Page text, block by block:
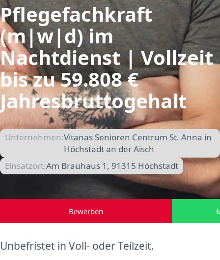
Pflegefachkraft
(m|w|d) im
Nachtdienst | Vollzeit
bis zu 59.808 €
Jahresbruttogehalt
Unternehmen:Vitanas Senioren Centrum St. Anna in
Höchstadt an der Aisch
Einsatzort:Am Brauhaus 1, 91315 Höchstadt
Bewerben
Unbefristet in Voll- oder Teilzeit.